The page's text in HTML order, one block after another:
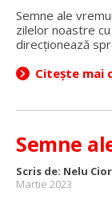
Semne ale
zilelor noastre
direcționează
Citește mai
Semne
Scris de: Nelu
Martie 2023